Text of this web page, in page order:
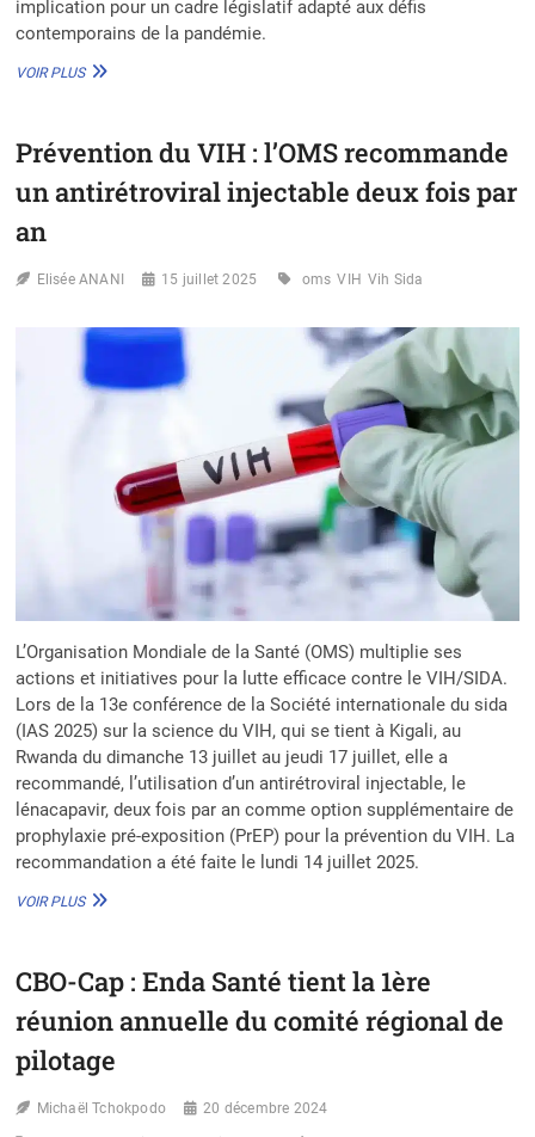
implication pour un cadre législatif adapté aux défis
contemporains de la pandémie.
VOIR PLUSKANNY
« FAIRE
VIH,
ET
»
Prévention du VIH : l’OMS recommande
un antirétroviral injectable deux fois par
an
Elisée ANANI 15 juillet 2025 oms VIH Vih Sida
L’Organisation Mondiale de la Santé (OMS) multiplie ses
actions et initiatives pour la lutte efficace contre le VIH/SIDA.
Lors de la 13e conférence de la Société internationale du sida
(IAS 2025) sur la science du VIH, qui se tient à Kigali, au
Rwanda du dimanche 13 juillet au jeudi 17 juillet, elle a
recommandé, l’utilisation d’un antirétroviral injectable, le
lénacapavir, deux fois par an comme option supplémentaire de
prophylaxie pré-exposition (PrEP) pour la prévention du VIH. La
recommandation a été faite le lundi 14 juillet 2025.
VOIR PLUSPRÉVENTION
RECOMMANDE
ANTIRÉTROVIRAL
DEUX
PAR
CBO-Cap : Enda Santé tient la 1ère
réunion annuelle du comité régional de
pilotage
Michaël Tchokpodo 20 décembre 2024